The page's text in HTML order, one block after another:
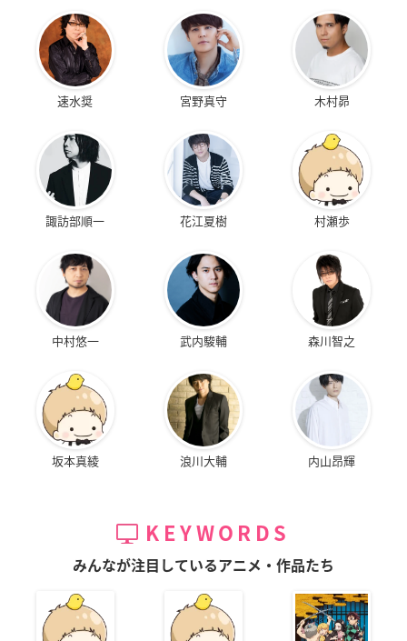
速水奨 宮野真守 木村昴
諏訪部順一 花江夏樹 村瀬歩
中村悠一 武内駿輔 森川智之
坂本真綾 浪川大輔 内山昂輝
KEYWORDS
みんなが注目しているアニメ・作品たち